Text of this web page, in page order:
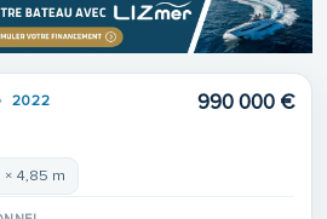
2022 990 000 €
× 4,85 m